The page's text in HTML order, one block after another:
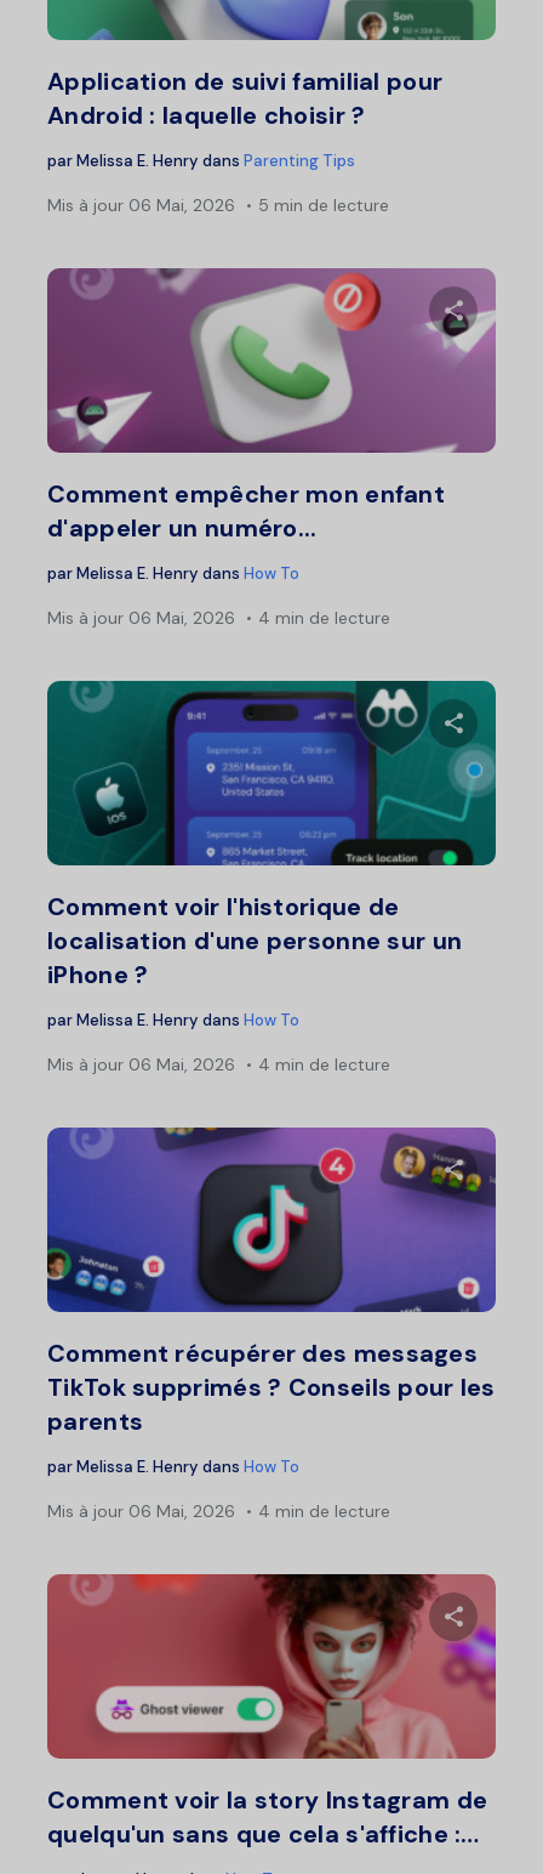
Application de suivi familial pour
Android : laquelle choisir ?
parMelissa E. Henry dans Parenting Tips
Mis à jour 06 Mai, 2026 5 min de lecture
Comment empêcher mon enfant
d'appeler un numéro...
parMelissa E. Henry dans How To
Mis à jour 06 Mai, 2026 4 min de lecture
Comment voir l'historique de
localisation d'une personne sur un
iPhone ?
parMelissa E. Henry dans How To
Mis à jour 06 Mai, 2026 4 min de lecture
Comment récupérer des messages
TikTok supprimés ? Conseils pour les
parents
parMelissa E. Henry dans How To
Mis à jour 06 Mai, 2026 4 min de lecture
Comment voir la story Instagram de
quelqu'un sans que cela s'affiche :…